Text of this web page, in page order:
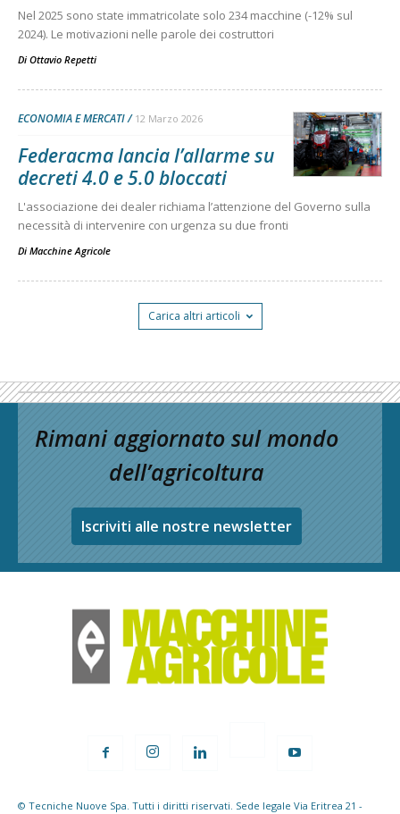
Nel 2025 sono state immatricolate solo 234 macchine (-12% sul
2024). Le motivazioni nelle parole dei costruttori
Di Ottavio Repetti
ECONOMIA E MERCATI 12 Marzo 2026
Federacma lancia l’allarme su
decreti 4.0 e 5.0 bloccati
L'associazione dei dealer richiama l’attenzione del Governo sulla
necessità di intervenire con urgenza su due fronti
Di Macchine Agricole
Carica altri articoli
Rimani aggiornato sul mondo
dell’agricoltura
Iscriviti alle nostre newsletter
© Tecniche Nuove Spa. Tutti i diritti riservati. Sede legale Via Eritrea 21 -